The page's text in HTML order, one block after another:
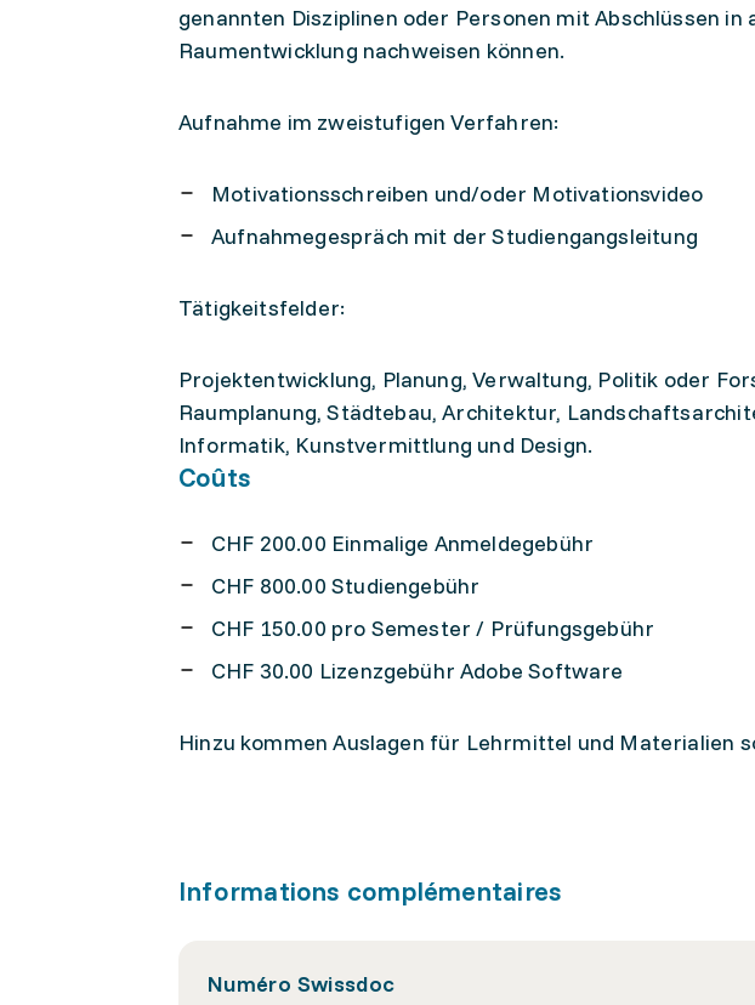
genannten Disziplinen oder Personen mit Abschlüssen
Raumentwicklung nachweisen können.
Aufnahme im zweistufigen Verfahren:
Motivationsschreiben und/oder Motivationsvideo
Aufnahmegespräch mit der Studiengangsleitung
Tätigkeitsfelder:
Projektentwicklung, Planung, Verwaltung, Politik oder
Raumplanung, Städtebau, Architektur,
Informatik, Kunstvermittlung und Design.
Coûts
CHF 200.00 Einmalige Anmeldegebühr
CHF 800.00 Studiengebühr
CHF 150.00 pro Semester / Prüfungsgebühr
CHF 30.00 Lizenzgebühr Adobe Software
Hinzu kommen Auslagen für Lehrmittel und Materialien
Informations complémentaires
Numéro Swissdoc